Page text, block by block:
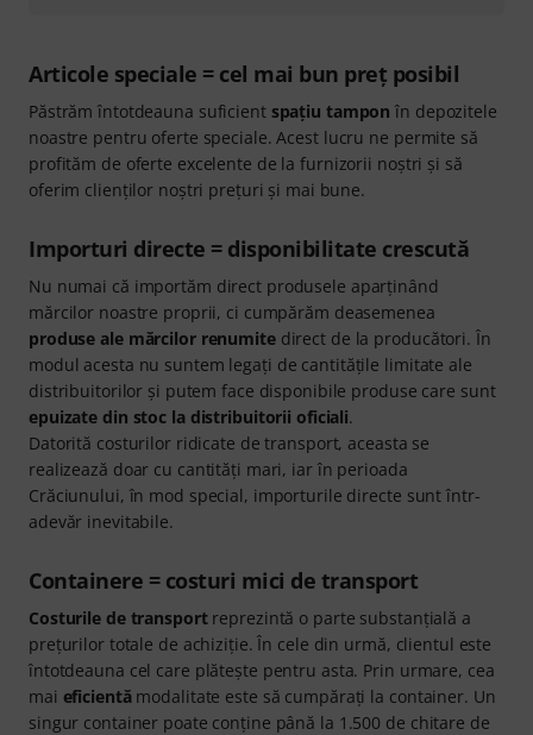
Articole speciale = cel mai bun preţ posibil
Păstrăm întotdeauna suficient spațiu tampon în depozitele
noastre pentru oferte speciale. Acest lucru ne permite să
profităm de oferte excelente de la furnizorii noștri și să
oferim clienților noștri prețuri și mai bune.
Importuri directe = disponibilitate crescută
Nu numai că importăm direct produsele aparţinând
mărcilor noastre proprii, ci cumpărăm deasemenea
produse ale mărcilor renumitedirect de la producători. În
modul acesta nu suntem legaţi de cantităţile limitate ale
distribuitorilor şi putem face disponibile produse care sunt
epuizate din stoc la distribuitorii oficiali.
Datorită costurilor ridicate de transport, aceasta se
realizează doar cu cantităţi mari, iar în perioada
Crăciunului, în mod special, importurile directe sunt într-
adevăr inevitabile.
Containere = costuri mici de transport
Costurile de transportreprezintă o parte substanțială a
prețurilor totale de achiziție. În cele din urmă, clientul este
întotdeauna cel care plătește pentru asta. Prin urmare, cea
mai eficientămodalitate este să cumpărați la container. Un
singur container poate conține până la 1.500 de chitare de